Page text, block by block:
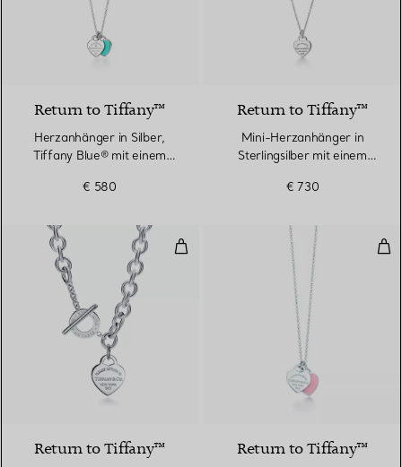
4 Farben
Return to Tiffany™
Herzanhänger in Silber,
Tiffany Blue® mit einem
€ 580
Return to Tiffany™
Mini-Herzanhänger in
Sterlingsilber mit einem
€ 730
Halskette mit Herzanhänger
Return to Tiffany™ Return to Tiffany™